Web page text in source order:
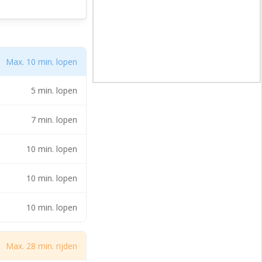
Max. 10 min. lopen
5 min. lopen
7 min. lopen
10 min. lopen
10 min. lopen
10 min. lopen
Max. 28 min. rijden